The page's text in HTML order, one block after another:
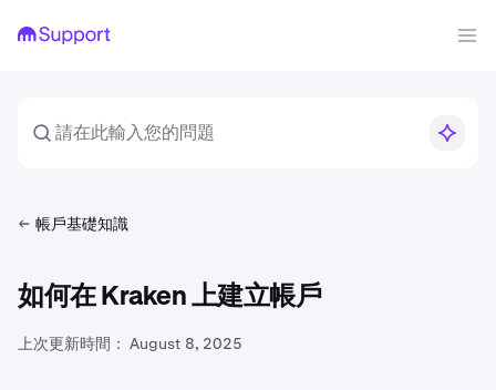
帳戶基礎知識
如何在 Kraken 上建立帳戶
上次更新時間： August 8, 2025